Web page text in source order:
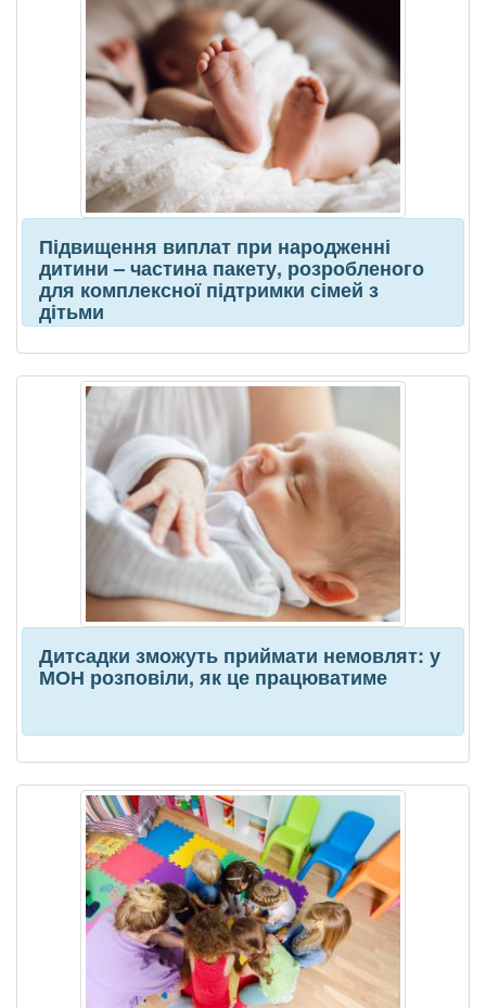
Підвищення виплат при народженні
дитини – частина пакету, розробленого
для комплексної підтримки сімей з
дітьми
Дитсадки зможуть приймати немовлят: у
МОН розповіли, як це працюватиме